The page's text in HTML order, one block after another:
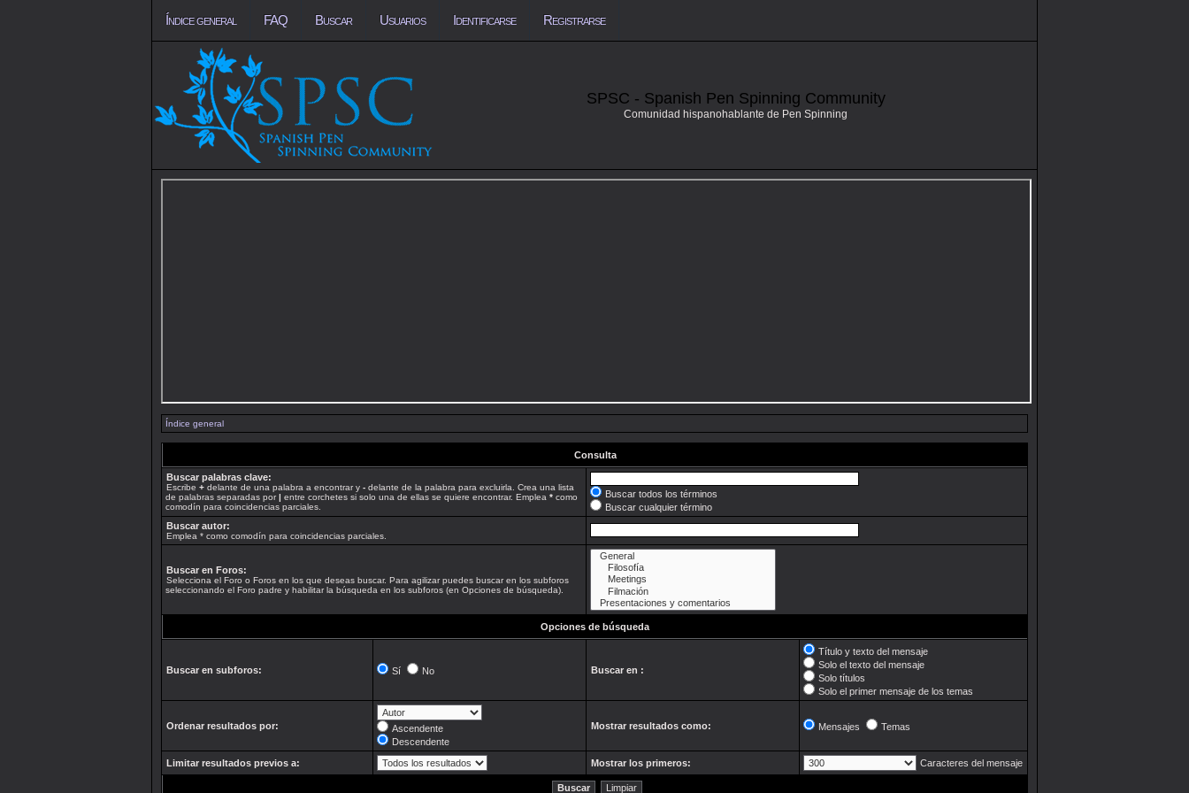
Índice general FAQ Buscar Usuarios Identificarse Registrarse
SPSC - Spanish Pen Spinning Community
Comunidad hispanohablante de Pen Spinning
Índice general
Consulta
Buscar palabras clave:
Escribe + delante de una palabra a encontrar y - delante de la palabra para excluirla. Crea una lista
de palabras separadas por| entre corchetes si solo una de ellas se quiere encontrar. Emplea * como
comodín para coincidencias parciales.
Buscar todos los términos
Buscar cualquier término
Buscar autor:
Emplea * como comodín para coincidencias parciales.
Buscar en Foros:
Selecciona el Foro o Foros en los que deseas buscar. Para agilizar puedes buscar en los subforos
seleccionando el Foro padre y habilitar la búsqueda en los subforos (en Opciones de búsqueda).
Opciones de búsqueda
Buscar en subforos: Sí No Buscar en :
Título y texto del mensaje
Solo el texto del mensaje
Solo títulos
Solo el primer mensaje de los temas
Ordenar resultados por:
Ascendente
Descendente
Mostrar resultados como: Mensajes Temas
Limitar resultados previos a: Mostrar los primeros: Caracteres del mensaje